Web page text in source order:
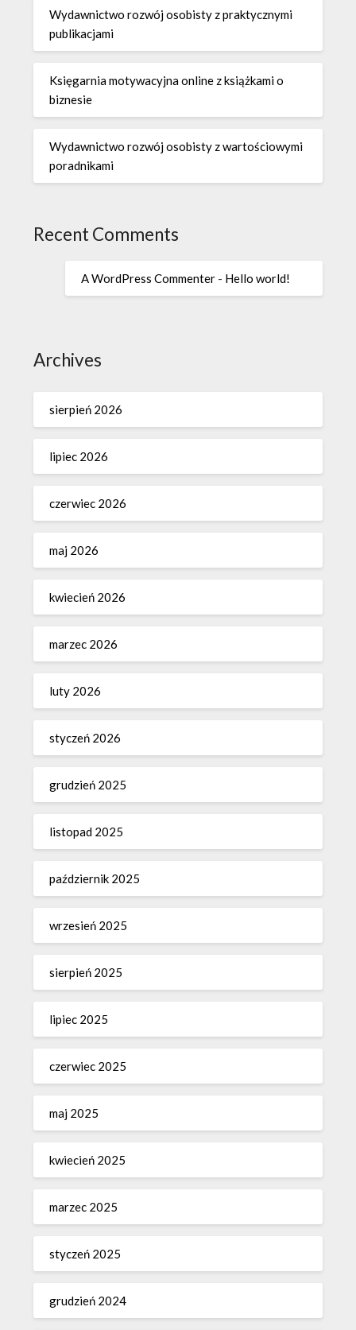
Wydawnictwo rozwój osobisty z praktycznymi
publikacjami
Księgarnia motywacyjna online z książkami o
biznesie
Wydawnictwo rozwój osobisty z wartościowymi
poradnikami
Recent Comments
A WordPress Commenter - Hello world!
Archives
sierpień 2026
lipiec 2026
czerwiec 2026
maj 2026
kwiecień 2026
marzec 2026
luty 2026
styczeń 2026
grudzień 2025
listopad 2025
październik 2025
wrzesień 2025
sierpień 2025
lipiec 2025
czerwiec 2025
maj 2025
kwiecień 2025
marzec 2025
styczeń 2025
grudzień 2024